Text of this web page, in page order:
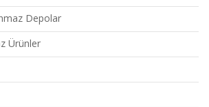
Depolar
Ürünler